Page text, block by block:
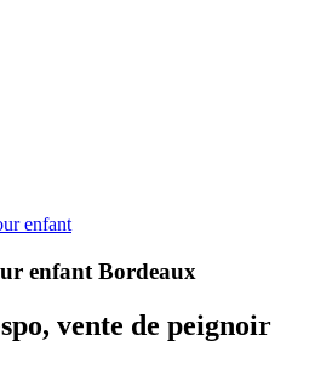
enfant
enfant Bordeaux
vente de peignoir